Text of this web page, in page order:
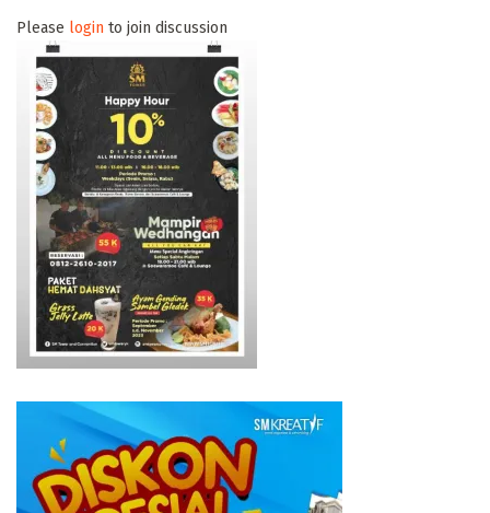
Please login to join discussion